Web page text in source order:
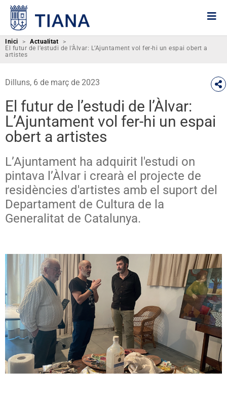
Inici > Actualitat
>
El futur de l’estudi de l’Àlvar: L’Ajuntament vol fer-hi un espai obert a
artistes
Dilluns, 6 de març de 2023
El futur de l’estudi de l’Àlvar:
L’Ajuntament vol fer-hi un espai
obert a artistes
L’Ajuntament ha adquirit l'estudi on
pintava l’Àlvar i crearà el projecte de
residències d'artistes amb el suport del
Departament de Cultura de la
Generalitat de Catalunya.